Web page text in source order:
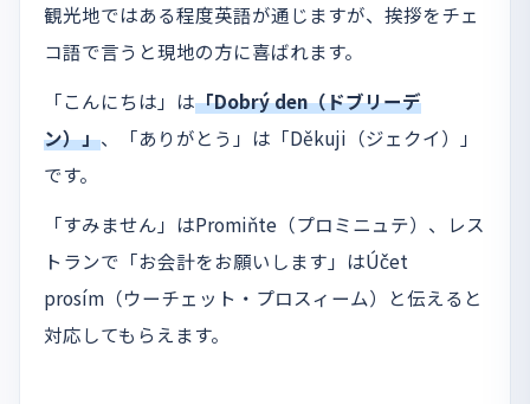
観光地ではある程度英語が通じますが、挨拶をチェ
コ語で言うと現地の方に喜ばれます。
「こんにちは」は「Dobrý den（ドブリーデ
ン）」、「ありがとう」は「Děkuji（ジェクイ）」
です。
「すみません」はPromiňte（プロミニュテ）、レス
トランで「お会計をお願いします」はÚčet
prosím（ウーチェット・プロスィーム）と伝えると
対応してもらえます。